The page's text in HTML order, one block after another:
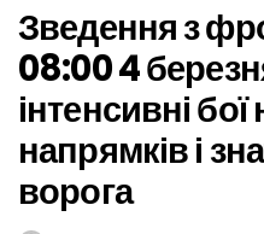
Зведення з
08:00 4
інтенсивні
напрямків і
ворога